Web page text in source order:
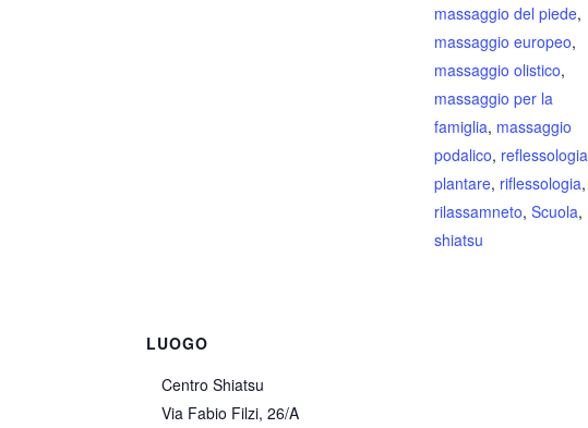
massaggio del piede,
massaggio europeo,
massaggio olistico,
massaggio per la
famiglia, massaggio
podalico, reflessologia
plantare, riflessologia,
rilassamneto,Scuola,
shiatsu
LUOGO
Centro Shiatsu
Via Fabio Filzi, 26/A